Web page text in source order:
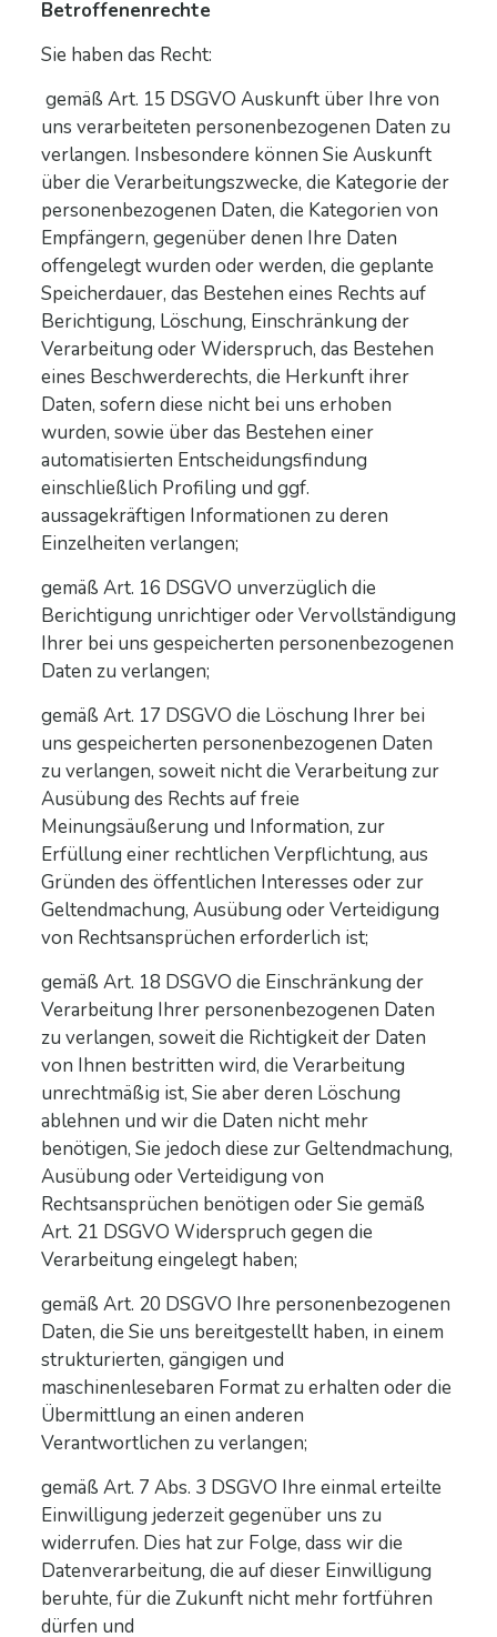
Betroffenenrechte
Sie haben das Recht:
gemäß Art. 15 DSGVO Auskunft über Ihre von
uns verarbeiteten personenbezogenen Daten zu
verlangen. Insbesondere können Sie Auskunft
über die Verarbeitungszwecke, die Kategorie der
personenbezogenen Daten, die Kategorien von
Empfängern, gegenüber denen Ihre Daten
offengelegt wurden oder werden, die geplante
Speicherdauer, das Bestehen eines Rechts auf
Berichtigung, Löschung, Einschränkung der
Verarbeitung oder Widerspruch, das Bestehen
eines Beschwerderechts, die Herkunft ihrer
Daten, sofern diese nicht bei uns erhoben
wurden, sowie über das Bestehen einer
automatisierten Entscheidungsfindung
einschließlich Profiling und ggf.
aussagekräftigen Informationen zu deren
Einzelheiten verlangen;
gemäß Art. 16 DSGVO unverzüglich die
Berichtigung unrichtiger oder Vervollständigung
Ihrer bei uns gespeicherten personenbezogenen
Daten zu verlangen;
gemäß Art. 17 DSGVO die Löschung Ihrer bei
uns gespeicherten personenbezogenen Daten
zu verlangen, soweit nicht die Verarbeitung zur
Ausübung des Rechts auf freie
Meinungsäußerung und Information, zur
Erfüllung einer rechtlichen Verpflichtung, aus
Gründen des öffentlichen Interesses oder zur
Geltendmachung, Ausübung oder Verteidigung
von Rechtsansprüchen erforderlich ist;
gemäß Art. 18 DSGVO die Einschränkung der
Verarbeitung Ihrer personenbezogenen Daten
zu verlangen, soweit die Richtigkeit der Daten
von Ihnen bestritten wird, die Verarbeitung
unrechtmäßig ist, Sie aber deren Löschung
ablehnen und wir die Daten nicht mehr
benötigen, Sie jedoch diese zur Geltendmachung,
Ausübung oder Verteidigung von
Rechtsansprüchen benötigen oder Sie gemäß
Art. 21 DSGVO Widerspruch gegen die
Verarbeitung eingelegt haben;
gemäß Art. 20 DSGVO Ihre personenbezogenen
Daten, die Sie uns bereitgestellt haben, in einem
strukturierten, gängigen und
maschinenlesebaren Format zu erhalten oder die
Übermittlung an einen anderen
Verantwortlichen zu verlangen;
gemäß Art. 7 Abs. 3 DSGVO Ihre einmal erteilte
Einwilligung jederzeit gegenüber uns zu
widerrufen. Dies hat zur Folge, dass wir die
Datenverarbeitung, die auf dieser Einwilligung
beruhte, für die Zukunft nicht mehr fortführen
dürfen und